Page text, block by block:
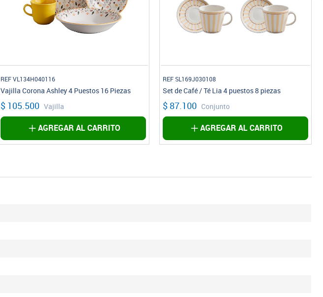
REF VL134H040116
Vajilla Corona Ashley 4 Puestos 16 Piezas
$ 105.500 Vajilla
AGREGAR AL CARRITO
REF SL169J030108
Set de Café / Té Lia 4 puestos 8 piezas
$ 87.100 Conjunto
AGREGAR AL CARRITO